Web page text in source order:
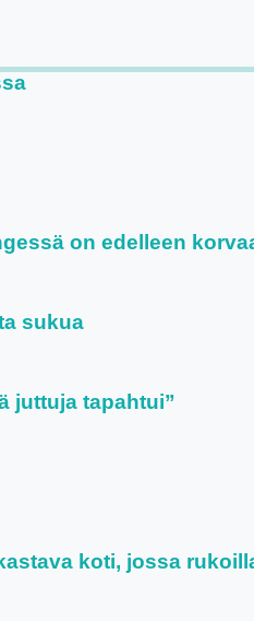
on edelleen
sukua
juttuja tapahtui”
koti, jossa